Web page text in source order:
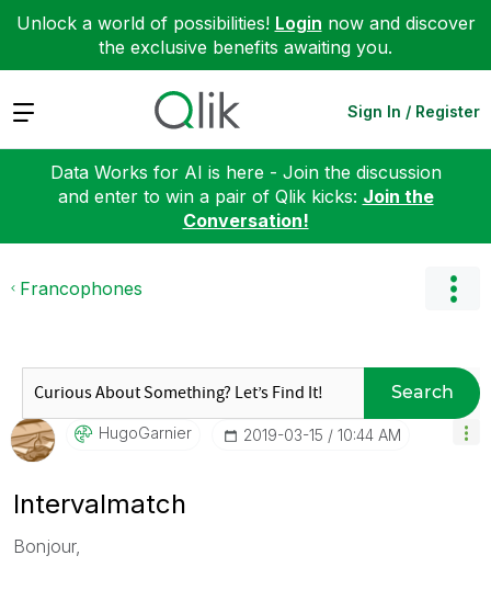
Unlock a world of possibilities! Login now and discover
the exclusive benefits awaiting you.
Expand Sign In / Register
Data Works for AI is here - Join the discussion
and enter to win a pair of Qlik kicks: Join the
Conversation!
Francophones
Search
HugoGarnier ‎2019-03-15 10:44 AM
Intervalmatch
Bonjour,